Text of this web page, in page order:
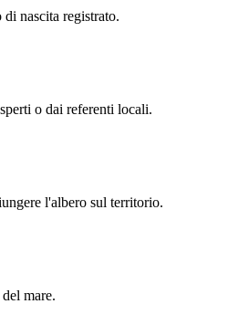
nascita registrato.
o dai referenti locali.
l'albero sul territorio.
mare.